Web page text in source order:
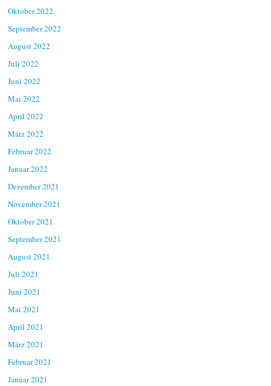
Oktober 2022
September 2022
August 2022
Juli 2022
Juni 2022
Mai 2022
April 2022
März 2022
Februar 2022
Januar 2022
Dezember 2021
November 2021
Oktober 2021
September 2021
August 2021
Juli 2021
Juni 2021
Mai 2021
April 2021
März 2021
Februar 2021
Januar 2021